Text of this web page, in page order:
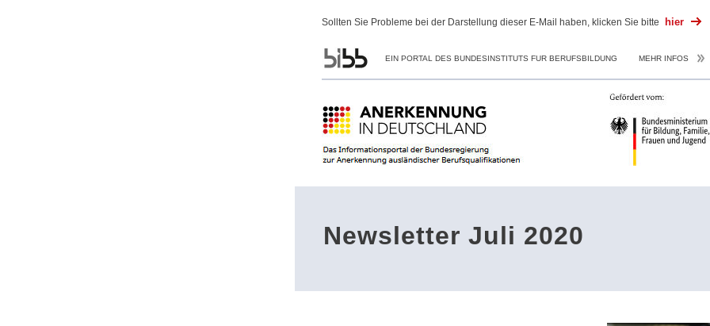
Sollten Sie Probleme bei der Darstellung dieser E-Mail haben, klicken Sie bitte hier
EIN PORTAL DES BUNDESINSTITUTS FUR BERUFSBILDUNG MEHR INFOS
Newsletter Juli 2020